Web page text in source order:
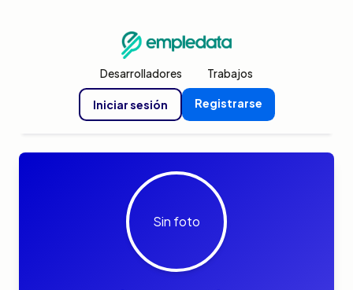
Desarrolladores Trabajos
Iniciar sesión Registrarse
Sin foto